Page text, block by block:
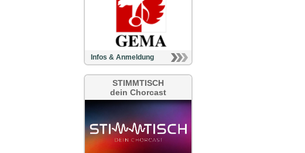
Infos & Anmeldung
STIMMTISCH
dein Chorcast